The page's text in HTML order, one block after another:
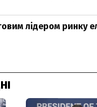
лідером ринку